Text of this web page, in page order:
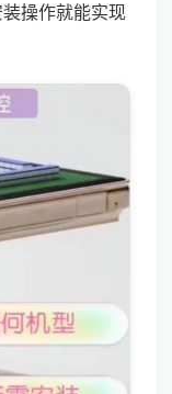
操作就能实现